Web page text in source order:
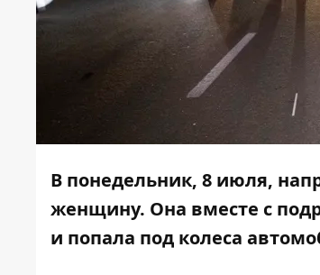
В понедельник, 8 июля,
женщину. Она вместе с
и попала под колеса